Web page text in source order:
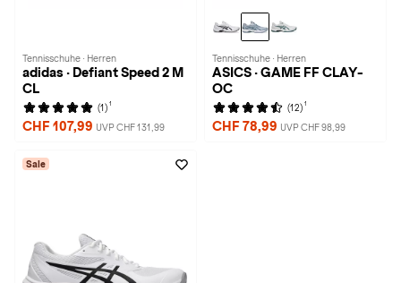
Tennisschuhe · Herren
adidas · Defiant Speed 2 M
CL
(1) 1
CHF 107,99 UVP CHF 131,99
Tennisschuhe · Herren
ASICS · GAME FF CLAY-
OC
(12) 1
CHF 78,99 UVP CHF 98,99
Sale